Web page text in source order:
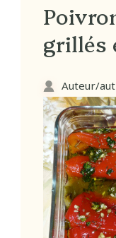
grillés
Auteur/